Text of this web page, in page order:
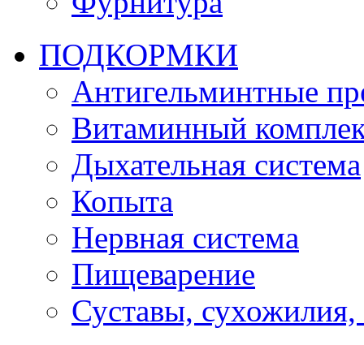
ПОДКОРМКИ
Антигельминтные
Витаминный
Дыхательная система
Копыта
Нервная система
Пищеварение
Суставы, сухожилия,